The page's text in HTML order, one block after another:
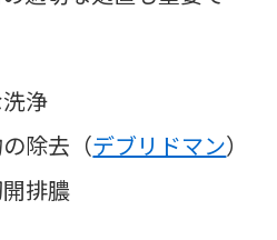
浄
除去（デブリドマン）
排膿